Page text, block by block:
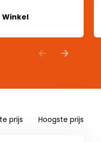
Winkel
prijs Hoogste prijs